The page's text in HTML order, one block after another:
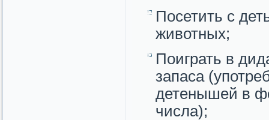
Посетить с
животных;
Поиграть в
запаса
детенышей в
числа);